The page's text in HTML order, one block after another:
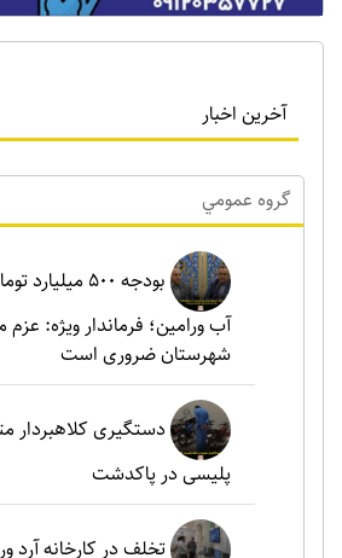
آخرین اخبار
گروه عمومي
بودجه ۵۰۰
آب ورامین؛ فرماندار ویژه:
شهرستان ضروری است
دستگیری کلاهبردار
پلیسی در پاکدشت
تخلف در کارخانه آرد